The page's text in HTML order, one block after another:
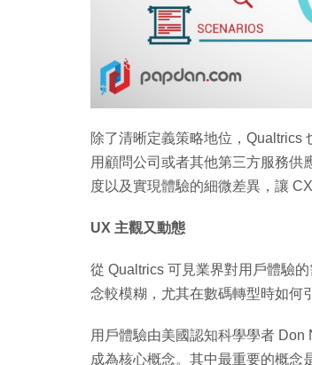
除了清晰定義策略地位，Qualtrics
用顧問公司或者其他第三方服務供
度以及實現體驗的細微差異，讓
UX 主觀又動態
從 Qualtrics 可見業界對用戶體驗
念較模糊，尤其在數碼轉型時如何
用戶體驗由美國認知科學學者 Don
成為核心概念。其中最重要的概念